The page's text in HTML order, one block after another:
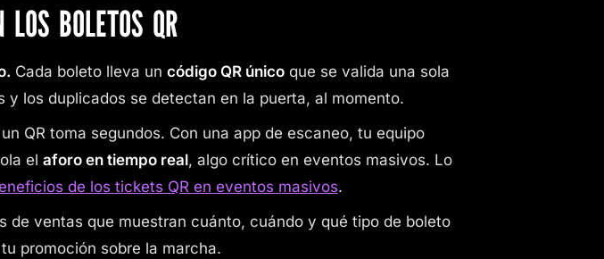
BOLETOS QR
Cada boleto lleva un código QR únicoque se valida una sola
y los duplicados se detectan en la puerta, al momento.
QR toma segundos. Con una app de escaneo, tu equipo
el aforo en tiempo real, algo crítico en eventos masivos. Lo
de los tickets QR en eventos masivos.
de ventas que muestran cuánto, cuándo y qué tipo de boleto
promoción sobre la marcha.